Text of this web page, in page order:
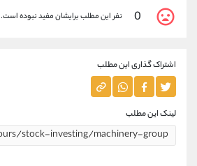
0 نفر این مطلب برایشان مفید نبوده است.
اشتراک گذاری این مطلب
لینک این مطلب